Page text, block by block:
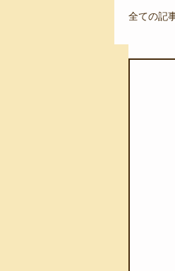
全ての記
ス
地